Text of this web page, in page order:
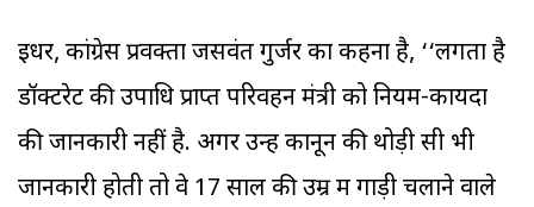
इधर, कांग्रेस प्रवक्ता जसवंत गुर्जर का कहना है, ‘‘लगता है
डॉक्टरेट की उपाधि प्राप्त परिवहन मंत्री को नियम-कायदों
की जानकारी नहीं है. अगर उन्हें कानून की थोड़ी सी भी
जानकारी होती तो वे 17 साल की उम्र में गाड़ी चलाने वाले